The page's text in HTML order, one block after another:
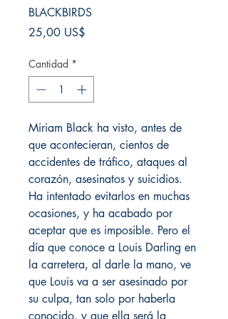
BLACKBIRDS
25,00 US$
Cantidad *
Miriam Black ha visto, antes de
que acontecieran, cientos de
accidentes de tráfico, ataques al
corazón, asesinatos y suicidios.
Ha intentado evitarlos en muchas
ocasiones, y ha acabado por
aceptar que es imposible. Pero el
día que conoce a Louis Darling en
la carretera, al darle la mano, ve
que Louis va a ser asesinado por
su culpa, tan solo por haberla
conocido, y que ella será la